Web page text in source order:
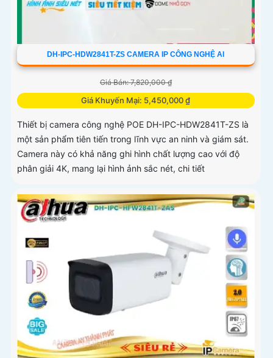
DH-IPC-HDW2841T-ZS CAMERA IP CÔNG NGHỆ AI
Giá Bán: 7,820,000 ₫
Giá Khuyến Mại: 5,450,000 ₫
Thiết bị camera công nghệ POE DH-IPC-HDW2841T-ZS là
một sản phẩm tiên tiến trong lĩnh vực an ninh và giám sát.
Camera này có khả năng ghi hình chất lượng cao với độ
phân giải 4K, mang lại hình ảnh sắc nét, chi tiết